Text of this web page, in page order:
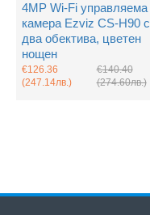
4MP Wi-Fi управляема
камера Ezviz CS-H90 с
два обектива, цветен
нощен
€126.36
(247.14лв.)
€140.40
(274.60лв.)